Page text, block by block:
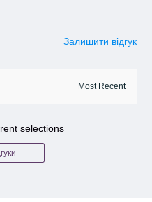
Залишити відгук
selections